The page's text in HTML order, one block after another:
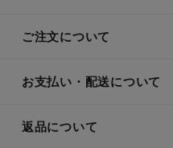
ご注文について
お支払い・配送について
返品について